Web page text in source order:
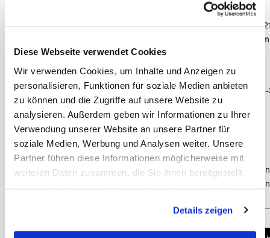
Diese Webseite verwendet Cookies
Wir verwenden Cookies, um Inhalte und Anzeigen zu
personalisieren, Funktionen für soziale Medien anbieten
zu können und die Zugriffe auf unsere Website zu
analysieren. Außerdem geben wir Informationen zu Ihrer
Verwendung unserer Website an unsere Partner für
soziale Medien, Werbung und Analysen weiter. Unsere
Partner führen diese Informationen möglicherweise mit
weiteren Daten zusammen, die Sie ihnen bereitgestellt
Cookies, wenn Sie unsere Webseite weiterhin nutzen.
Details zeigen
:
Doppelbett Alkoven: 2,03 x
Doppelbett Heck: 1,88 x 1,34 m
Dinette: 1,75 x 1,06 m
Füllmengen:
Kraftstoff: 117 l (Verbrauch
Frischwassertank 117 l
Grauwassertank 117 l
Schmutzwassertank 90 l
Propantank 53 l
Hinweis : Alle Maßangaben
nach Fahrzeug leicht